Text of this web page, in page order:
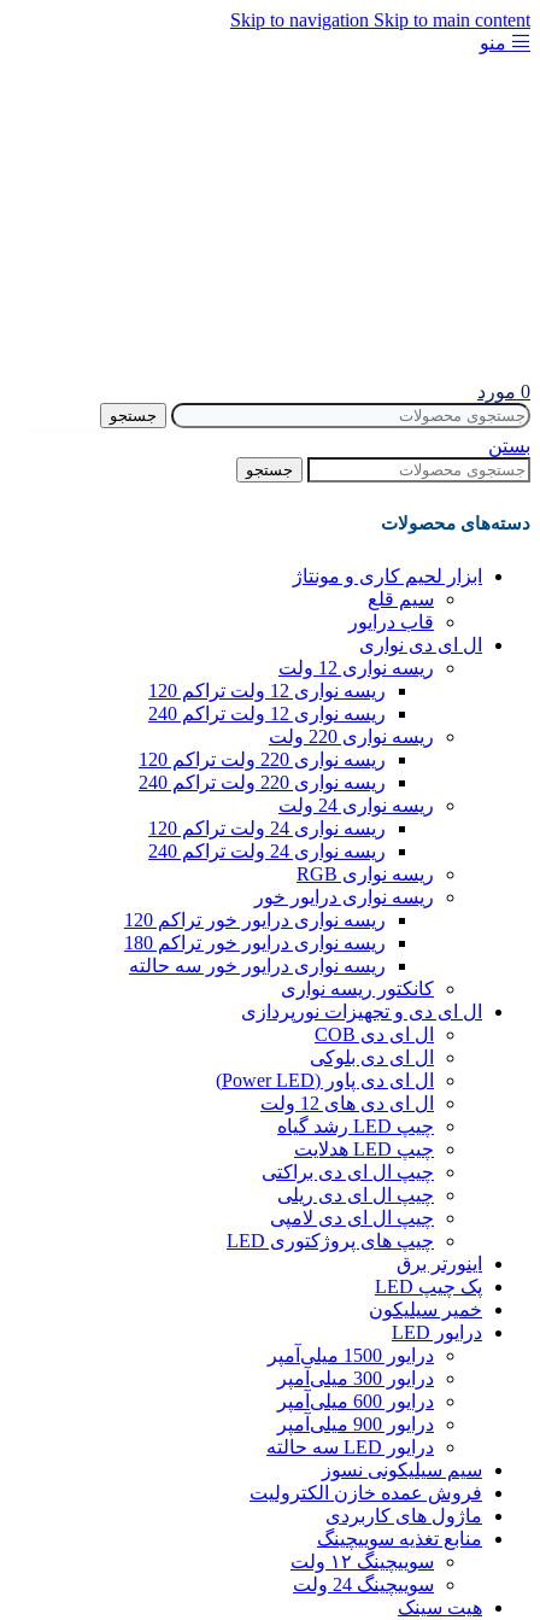
Skip to navigation Skip to main content
منو
0 مورد
جستجو
بستن
جستجو
دسته‌های محصولات
ابزار لحیم کاری و مونتاژ
سیم قلع
قاب درایور
ال ای دی‌ نواری
ریسه نواری 12 ولت
ریسه نواری 12 ولت تراکم 120
ریسه نواری 12 ولت تراکم 240
ریسه نواری 220 ولت
ریسه نواری 220 ولت تراکم 120
ریسه نواری 220 ولت تراکم 240
ریسه نواری 24 ولت
ریسه نواری 24 ولت تراکم 120
ریسه نواری 24 ولت تراکم 240
ریسه نواری RGB
ریسه نواری درایور خور
ریسه نواری درایور خور تراکم 120
ریسه نواری درایور خور تراکم 180
ریسه نواری درایور خور سه حالته
کانکتور ریسه نواری
ال‌ ای‌ دی و تجهیزات نورپردازی
ال ای دی COB
ال ای دی بلوکی
ال ای دی پاور (Power LED)
ال ای دی‌ های 12 ولت
چیپ‌ LED رشد گیاه
چیپ‌ LED هدلایت
چیپ ال ای دی براکتی
چیپ ال ای دی ریلی
چیپ ال ای دی لامپی
چیپ‌ های پروژکتوری LED
اینورتر برق
پک چیپ LED
خمیر سیلیکون
درایور LED
درایور 1500 میلی‌آمپر
درایور 300 میلی‌آمپر
درایور 600 میلی‌آمپر
درایور 900 میلی‌آمپر
درایور LED سه حالته
سیم سیلیکونی نسوز
فروش عمده خازن الکترولیت
ماژول های کاربردی
منابع تغذیه سوییچینگ
سوییچینگ ۱۲ ولت
سوییچینگ 24 ولت
هیت سینک